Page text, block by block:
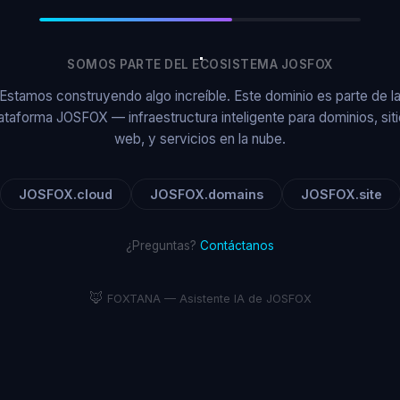
SOMOS PARTE DEL ECOSISTEMA JOSFOX
Estamos construyendo algo increíble. Este dominio es parte de la
JOSFOX — infraestructura inteligente para dominios,
web, y servicios en la nube.
JOSFOX.cloud JOSFOX.domains JOSFOX.site
¿Preguntas? Contáctanos
🦊 FOXTANA — Asistente IA de JOSFOX